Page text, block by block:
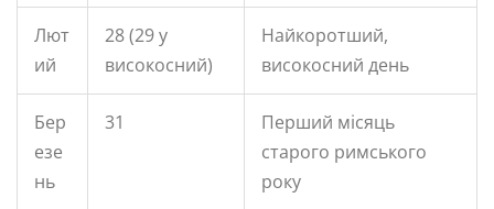
Лют
ий
28 (29 у
високосний)
Найкоротший,
високосний день
Бер
езе
нь
31
Перший місяць
старого римського
року